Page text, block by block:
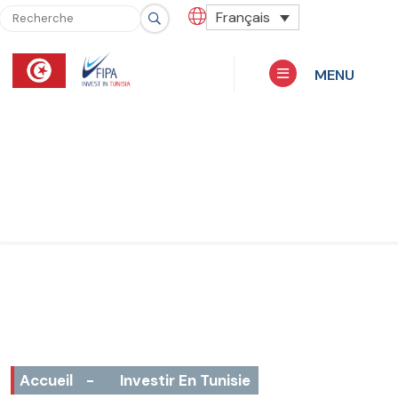
Français
MENU
Accueil - Investir En Tunisie